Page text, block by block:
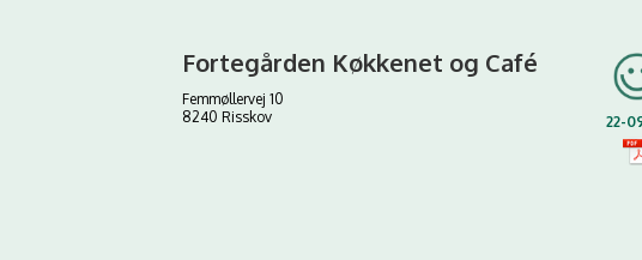
Fortegården Køkkenet og Café
Femmøllervej 10
8240 Risskov
22-